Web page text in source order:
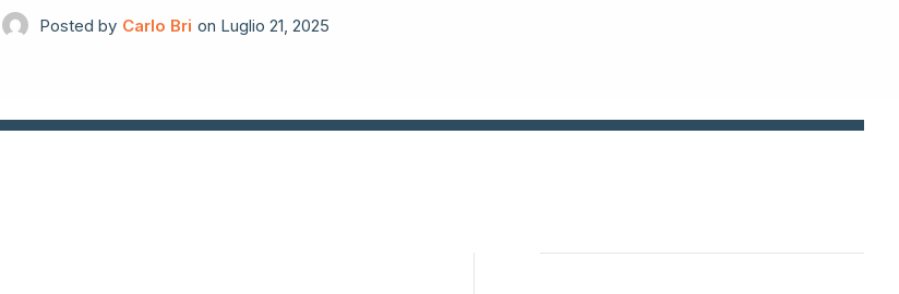
Posted by Carlo Bri on Luglio 21, 2025